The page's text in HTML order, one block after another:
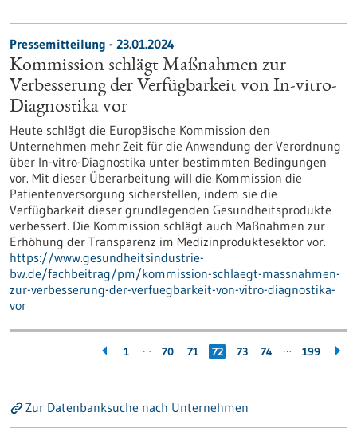
Pressemitteilung - 23.01.2024
Kommission schlägt Maßnahmen zur
Verbesserung der Verfügbarkeit von In-vitro-
Diagnostika vor
Heute schlägt die Europäische Kommission den
Unternehmen mehr Zeit für die Anwendung der Verordnung
über In-vitro-Diagnostika unter bestimmten Bedingungen
vor. Mit dieser Überarbeitung will die Kommission die
Patientenversorgung sicherstellen, indem sie die
Verfügbarkeit dieser grundlegenden Gesundheitsprodukte
verbessert. Die Kommission schlägt auch Maßnahmen zur
Erhöhung der Transparenz im Medizinproduktesektor vor.
https://www.gesundheitsindustrie-
bw.de/fachbeitrag/pm/kommission-schlaegt-massnahmen-
zur-verbesserung-der-verfuegbarkeit-von-vitro-diagnostika-
vor
1 … 70 71 72 73 74 … 199
Zur Datenbanksuche nach Unternehmen